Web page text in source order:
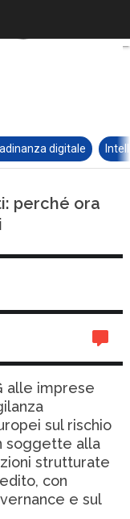
digitale
perché ora
alle imprese
sul rischio
soggette alla
strutturate
con
e sul